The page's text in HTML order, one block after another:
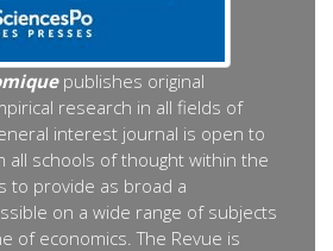
publishes original
research in all fields of
interest journal is open to
all schools of thought within the
to provide as broad a
on a wide range of subjects
of economics. The Revue is